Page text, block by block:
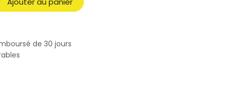
de 30 jours